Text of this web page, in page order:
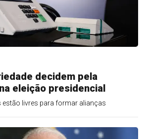
decidem pela
eleição presidencial
estão livres para formar alianças